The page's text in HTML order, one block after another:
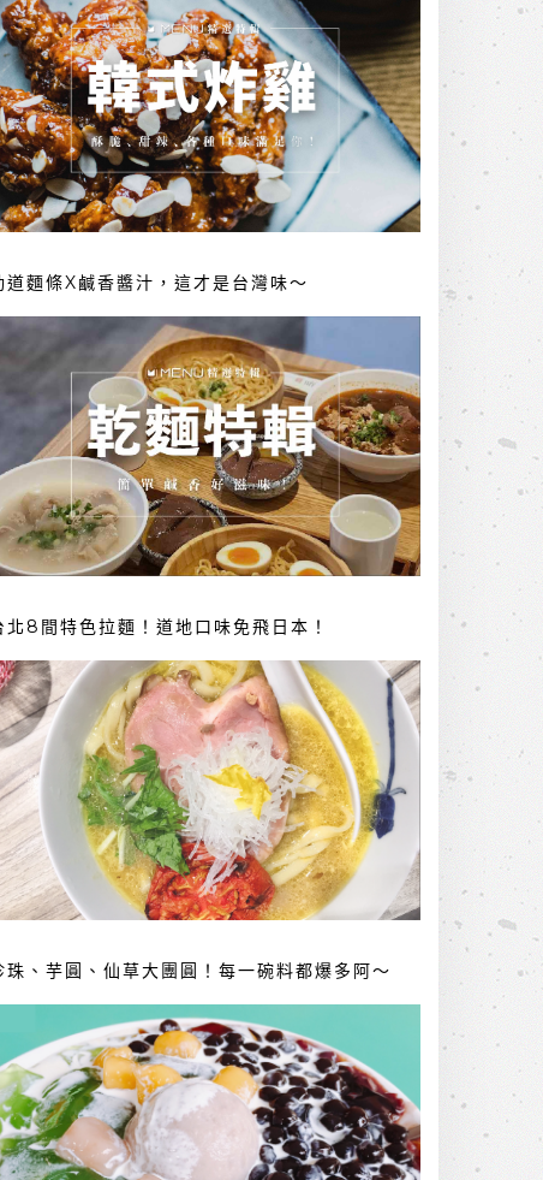
道麵條X鹹香醬汁，這才是台灣味～
北8間特色拉麵！道地口味免飛日本！
珠、芋圓、仙草大團圓！每一碗料都爆多阿～